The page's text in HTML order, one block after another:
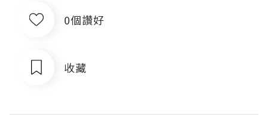
0個讚好
收藏